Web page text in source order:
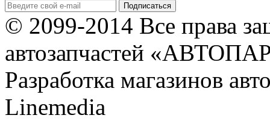
© 2099-2014 Все права
автозапчастей
Разработка магазинов
Linemedia